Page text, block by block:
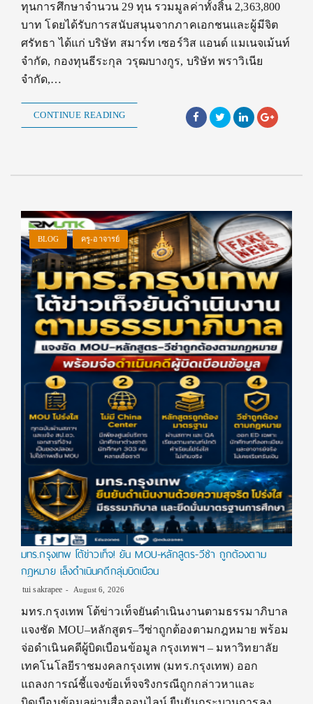
ทุนการศึกษาจำนวน 29 ทุน รวมมูลค่าทั้งสิ้น 2,363,800
บาท โดยได้รับการสนับสนุนจากภาคเอกชนและผู้มีจิต
ศรัทธา ได้แก่ บริษัท สมาร์ท เซอร์วิส แอนด์ แมเนจเม้นท์
จำกัด, กองทุนธีระกุล วรุฒบางกูร, บริษัท พราวิเนีย
จำกัด,…
CONTINUE READING
BLOG ครู-อาจารย์
มทร.กรุงเทพ โต้ข่าวเท็จ! ยัน MOU-หลักสูตร-วีซ่า ถูกต้องตาม
กฎหมาย เล็งดำเนินคดีกลุ่มบิดเบือน
tui sakrapee August 6, 2026
มทร.กรุงเทพ โต้ข่าวเท็จยันดำเนินงานตามธรรมาภิบาล
แจงชัด MOU–หลักสูตร–วีซ่าถูกต้องตามกฎหมาย พร้อม
จ่อดำเนินคดีผู้บิดเบือนข้อมูล กรุงเทพฯ – มหาวิทยาลัย
เทคโนโลยีราชมงคลกรุงเทพ (มทร.กรุงเทพ) ออก
แถลงการณ์ชี้แจงข้อเท็จจริงกรณีถูกกล่าวหาและ